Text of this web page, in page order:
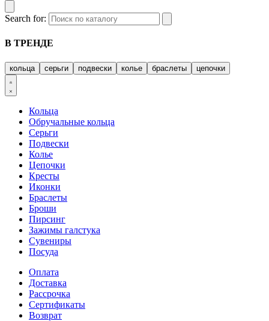
Search for:
В ТРЕНДЕ
кольца серьги подвески колье браслеты цепочки
Кольца
Обручальные кольца
Серьги
Подвески
Колье
Цепочки
Кресты
Иконки
Браслеты
Броши
Пирсинг
Зажимы галстука
Сувениры
Посуда
Оплата
Доставка
Рассрочка
Сертификаты
Возврат